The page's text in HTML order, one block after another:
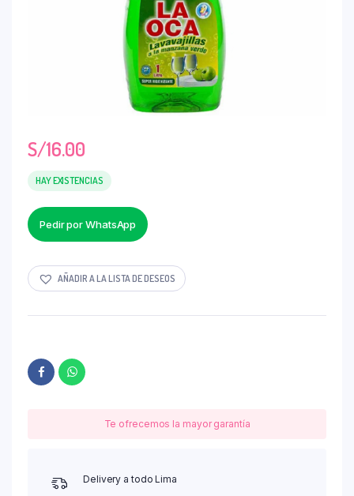
S/16.00
HAY EXISTENCIAS
Pedir por WhatsApp
AÑADIR A LA LISTA DE DESEOS
Te ofrecemos la mayor garantía
Delivery a todo Lima